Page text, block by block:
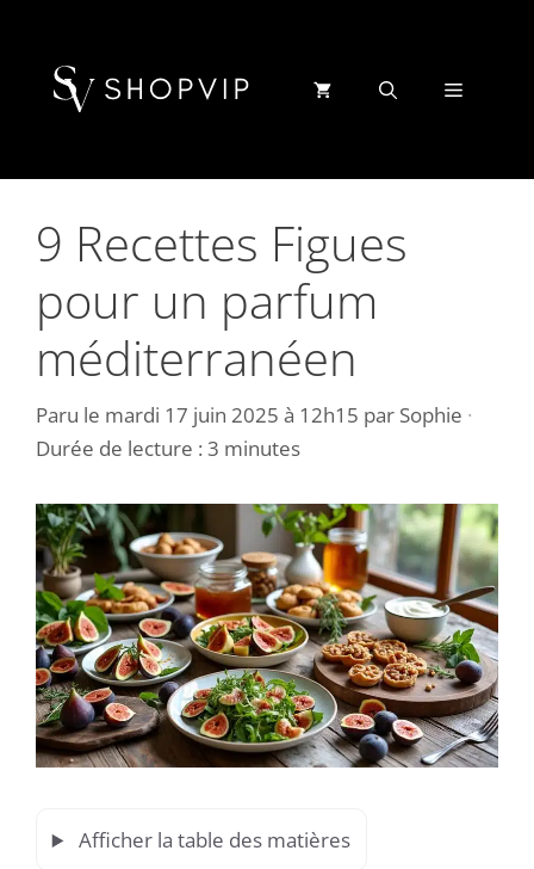
contenu
Menu
9 Recettes Figues
pour un parfum
méditerranéen
Paru le mardi 17 juin 2025 à 12h15 par Sophie ·
Durée de lecture : 3 minutes
Afficher la table des matières